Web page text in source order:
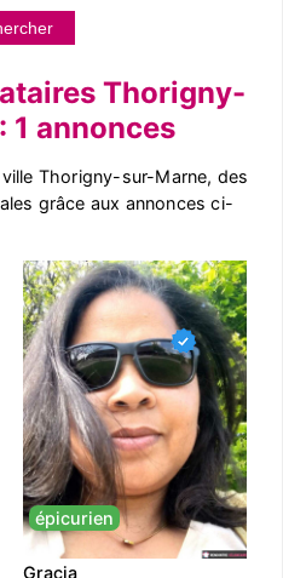
Thorigny-
1 annonces
Thorigny-sur-Marne, des
grâce aux annonces ci-
épicurien
Gracia